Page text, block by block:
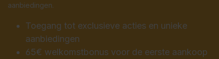
aanbiedingen.
Toegang tot exclusieve acties en unieke
aanbiedingen
65€ welkomstbonus voor de eerste aankoop